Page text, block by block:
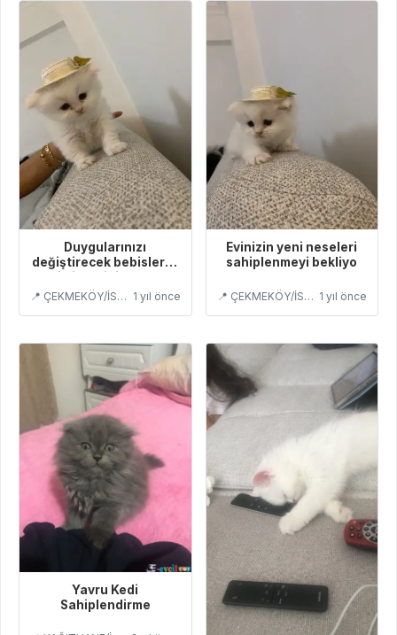
Duygularınızı
değiştirecek bebislerim
📍 ÇEKMEKÖY/İSTANBUL 1 yıl önce
Evinizin yeni neseleri
sahiplenmeyi bekliyo
📍 ÇEKMEKÖY/İSTANBUL 1 yıl önce
Yavru Kedi
Sahiplendirme